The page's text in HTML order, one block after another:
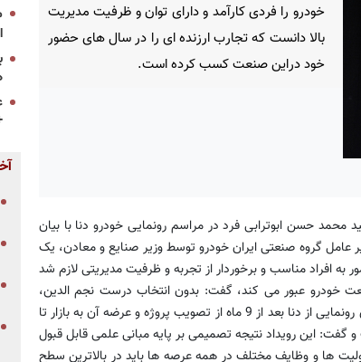
خودرو را فردی کارآمد و دارای توان و ظرفیت مدیریت
بالا دانست که تجارب ارزنده ای را در سال های حضور
خود دراین صنعت کسب کرده است.
حسن ابوترابی فرد در مراسم رونمایی خودرو دنا با بیان
گروه صنعتی ایران خودرو توسط وزیر صنایع و معادن، یک
به افراد مناسب و برخوردار از تجربه و ظرفیت مدیریتی لازم شد
خودرو عبور می کند، گفت: بدون انتخاب درست نجم الدین،
صنعت خودرو با چالش های جدی دست به گریبان بود. وی رونمایی از دنا بعد از 9 ماه از تصویب پروژه و عرضه آن به بازار تا
و گفت: این رویداد نتیجه تصمیمی بر پایه مبانی علمی قابل قبول
ها و وظایف مختلف در همه عرصه ها باید در بالاترین سطح